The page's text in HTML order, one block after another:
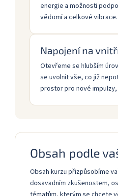
energie a možnosti
vědomí a celkové vibrace.
Napojení na
Otevřeme se hlubším
se uvolnit vše, co již
prostor pro nové
Obsah podle
Obsah kurzu přizpůsobíme
dosavadním zkušenostem,